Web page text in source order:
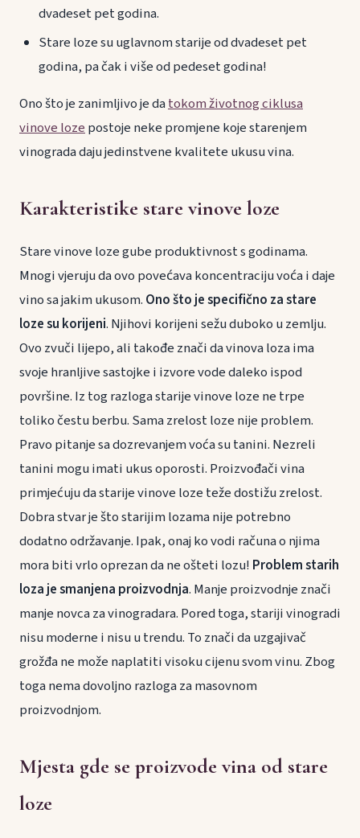
dvadeset pet godina.
Stare loze su uglavnom starije od dvadeset pet
godina, pa čak i više od pedeset godina!
Ono što je zanimljivo je datokom životnog ciklusa
vinove lozepostoje neke promjene koje starenjem
vinograda daju jedinstvene kvalitete ukusu vina.
Karakteristike stare vinove loze
Stare vinove loze gube produktivnost s godinama.
Mnogi vjeruju da ovo povećava koncentraciju voća i daje
vino sa jakim ukusom. Ono što je specifično za stare
loze su korijeni. Njihovi korijeni sežu duboko u zemlju.
Ovo zvuči lijepo, ali takođe znači da vinova loza ima
svoje hranljive sastojke i izvore vode daleko ispod
površine. Iz tog razloga starije vinove loze ne trpe
toliko čestu berbu. Sama zrelost loze nije problem.
Pravo pitanje sa dozrevanjem voća su tanini. Nezreli
tanini mogu imati ukus oporosti. Proizvođači vina
primjećuju da starije vinove loze teže dostižu zrelost.
Dobra stvar je što starijim lozama nije potrebno
dodatno održavanje. Ipak, onaj ko vodi računa o njima
mora biti vrlo oprezan da ne ošteti lozu! Problem starih
loza je smanjena proizvodnja. Manje proizvodnje znači
manje novca za vinogradara. Pored toga, stariji vinogradi
nisu moderne i nisu u trendu. To znači da uzgajivač
grožđa ne može naplatiti visoku cijenu svom vinu. Zbog
toga nema dovoljno razloga za masovnom
proizvodnjom.
Mjesta gde se proizvode vina od stare
loze